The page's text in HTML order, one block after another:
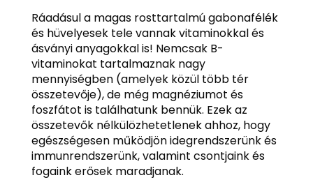
Ráadásul a magas rosttartalmú gabonafélék
és hüvelyesek tele vannak vitaminokkal és
ásványi anyagokkal is! Nemcsak B-
vitaminokat tartalmaznak nagy
mennyiségben (amelyek közül több tér
összetevője), de még magnéziumot és
foszfátot is találhatunk bennük. Ezek az
összetevők nélkülözhetetlenek ahhoz, hogy
egészségesen működjön idegrendszerünk és
immunrendszerünk, valamint csontjaink és
fogaink erősek maradjanak.